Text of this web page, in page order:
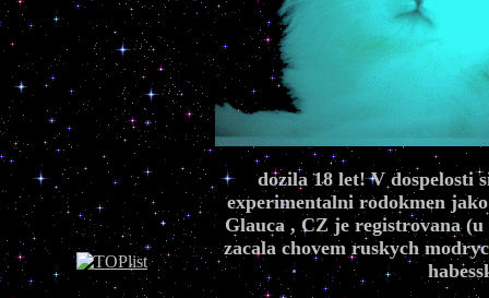
dozila 18 let! V dospelosti
experimentalni rodokmen
Glauca , CZ je registrovana
zacala chovem ruskych